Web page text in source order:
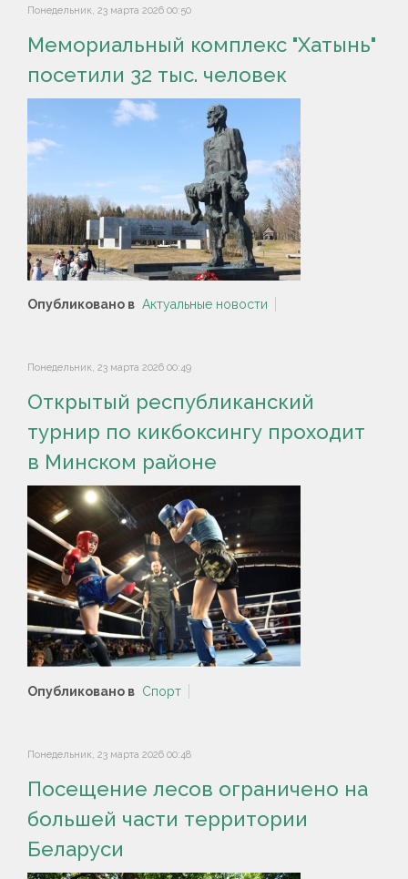
Понедельник, 23 марта 2026 00:50
Мемориальный комплекс "Хатынь"
посетили 32 тыс. человек
Опубликовано в Актуальные новости
Понедельник, 23 марта 2026 00:49
Открытый республиканский
турнир по кикбоксингу проходит
в Минском районе
Опубликовано в Спорт
Понедельник, 23 марта 2026 00:48
Посещение лесов ограничено на
большей части территории
Беларуси